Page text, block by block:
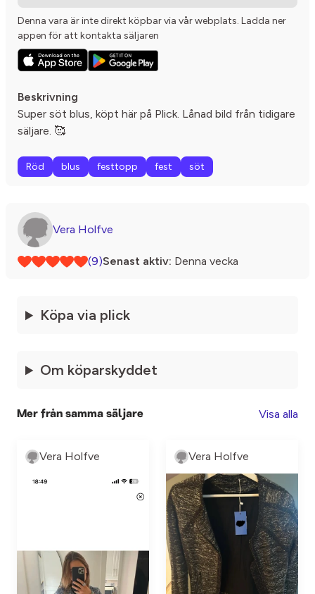
Denna vara är inte direkt köpbar via vår webplats. Ladda ner
appen för att kontakta säljaren
Beskrivning
Super söt blus, köpt här på Plick. Lånad bild från tidigare
säljare. 🥰
Röd blus festtopp fest söt
Vera Holfve
(9)Senast aktiv: Denna vecka
Köpa via plick
Om köparskyddet
Mer från samma säljare Visa alla
Vera Holfve Vera Holfve